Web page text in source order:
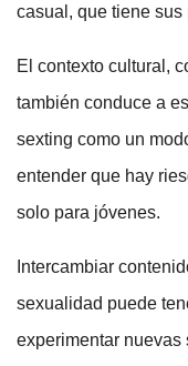
casual, que tiene sus
El contexto cultural,
también conduce a
sexting como un
entender que hay
solo para jóvenes.
Intercambiar
sexualidad puede
experimentar